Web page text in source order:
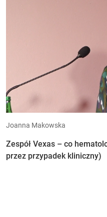
Joanna Makowska
Zespół Vexas – co
przez przypadek kliniczny)